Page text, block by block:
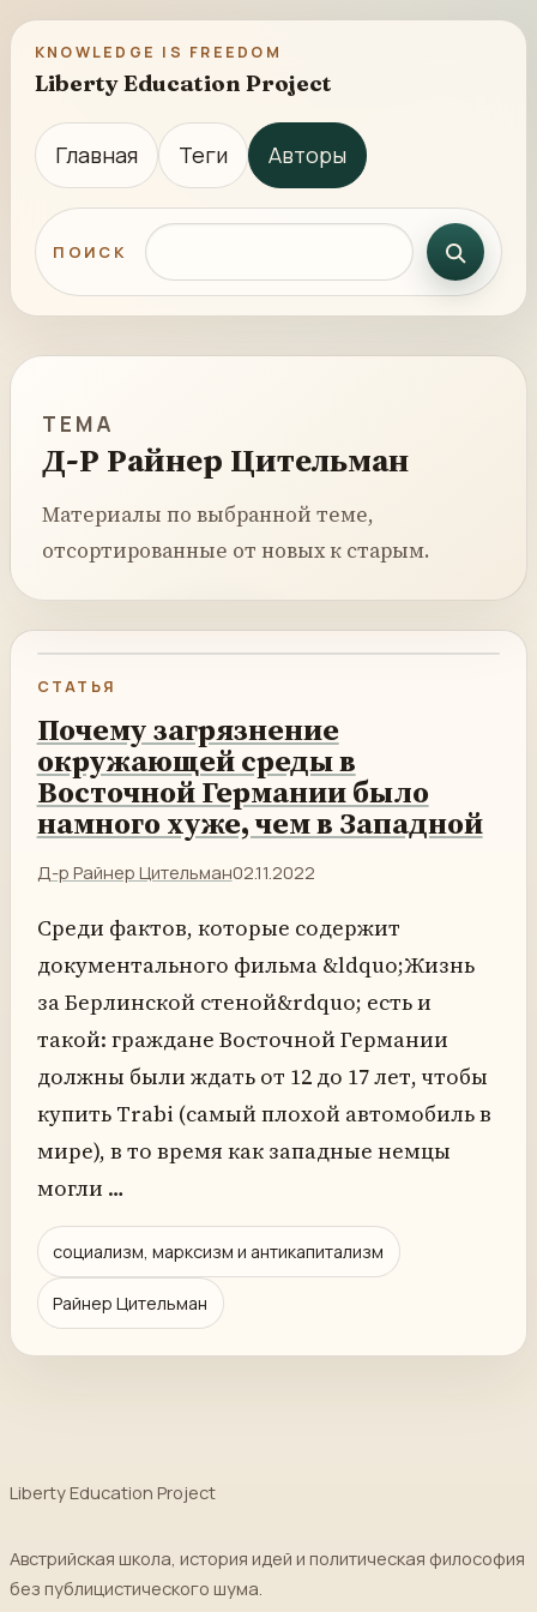
KNOWLEDGE IS FREEDOM
Liberty Education Project
Главная Теги Авторы
ПОИСК Поиск по сайту
ТЕМА
Д-Р Райнер Цительман
Материалы по выбранной теме,
отсортированные от новых к старым.
СТАТЬЯ
Почему загрязнение
окружающей среды в
Восточной Германии было
намного хуже, чем в Западной
Д-р Райнер Цительман02.11.2022
Среди фактов, которые содержит
документального фильма &ldquo;Жизнь
за Берлинской стеной&rdquo; есть и
такой: граждане Восточной Германии
должны были ждать от 12 до 17 лет, чтобы
купить Trabi (самый плохой автомобиль в
мире), в то время как западные немцы
могли …
социализм, марксизм и антикапитализм
Райнер Цительман
Liberty Education Project
Австрийская школа, история идей и политическая философия
без публицистического шума.